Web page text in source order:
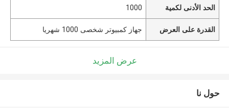
الحد الأدنى لكمية 1000
القدرة على العرض جهاز كمبيوتر شخصى 1000 شهريا
عرض المزيد
حول نا